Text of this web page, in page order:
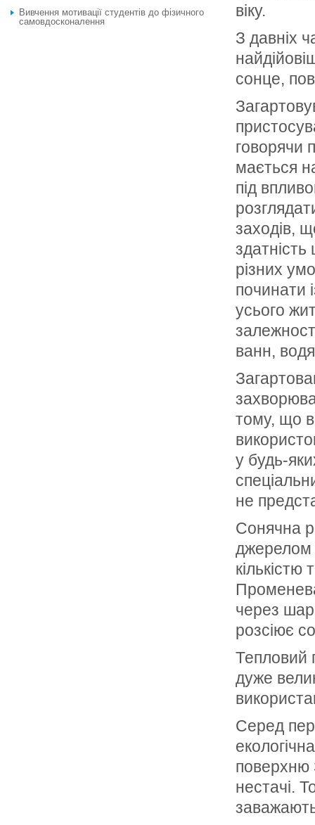
віку.
З давніх
сонце,
говорячи
мається
під
заходів,
різних
починати
усього
ванн,
тому, що
у будь-
не
Сонячна
джерелом
через
розсіює
Тепловий
дуже
Серед
поверхню
нестачі.
Вивчення мотивації студентів до фізичного
самовдосконалення